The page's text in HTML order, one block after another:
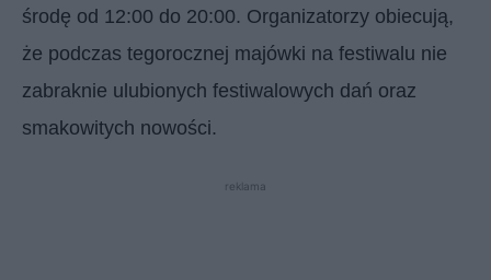
środę od 12:00 do 20:00. Organizatorzy obiecują,
że podczas tegorocznej majówki na festiwalu nie
zabraknie ulubionych festiwalowych dań oraz
smakowitych nowości.
reklama